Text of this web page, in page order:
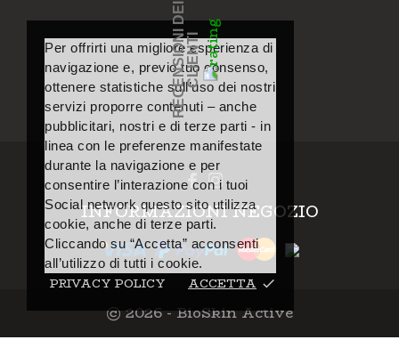
Per offrirti una migliore esperienza di
navigazione e, previo tuo consenso,
ottenere statistiche sull’uso dei nostri
servizi proporre contenuti – anche
pubblicitari, nostri e di terze parti - in
linea con le preferenze manifestate
durante la navigazione e per
consentire l’interazione con i tuoi
Social network questo sito utilizza
cookie, anche di terze parti.
Cliccando su “Accetta” acconsenti
all’utilizzo di tutti i cookie.
PRIVACY POLICY ACCETTA done
R
E
C
E
N
S
I
ON
I
D
E
I
C
L
I
E
N
TI
INFORMAZIONI NEGOZIO
© 2026 - BioSkin Active